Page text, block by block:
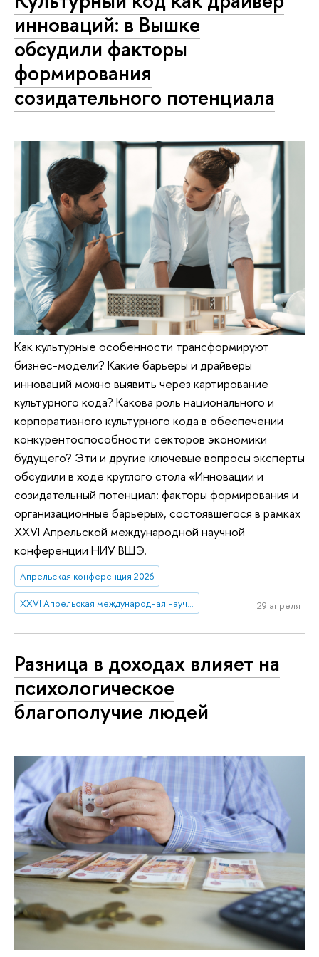
инноваций: в Вышке
обсудили факторы
формирования
созидательного потенциала
Как культурные особенности трансформируют
бизнес-модели? Какие барьеры и драйверы
инноваций можно выявить через картирование
культурного кода? Какова роль национального и
корпоративного культурного кода в обеспечении
конкурентоспособности секторов экономики
будущего? Эти и другие ключевые вопросы эксперты
обсудили в ходе круглого стола «Инновации и
созидательный потенциал: факторы формирования и
организационные барьеры», состоявшегося в рамках
XXVI Апрельской международной научной
конференции НИУ ВШЭ.
Апрельская конференция 2026
XXVI Апрельская международная научная конференция имени Е.Г. Ясина 29 апреля
Разница в доходах влияет на
психологическое
благополучие людей